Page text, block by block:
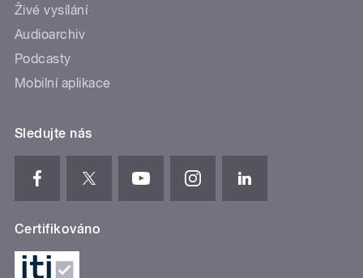
Živé vysílání
Audioarchiv
Podcasty
Mobilní aplikace
Sledujte nás
Certifikováno